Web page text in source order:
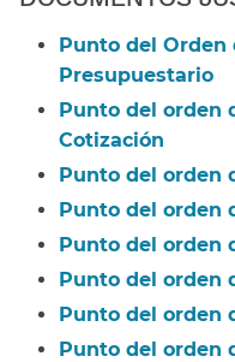
Punto del Orden
Presupuestario​​
Punto del orden
Cotización​​
Punto del orden
Punto del orden
Punto del orden
Punto del orden
Punto del orden
Punto del orden